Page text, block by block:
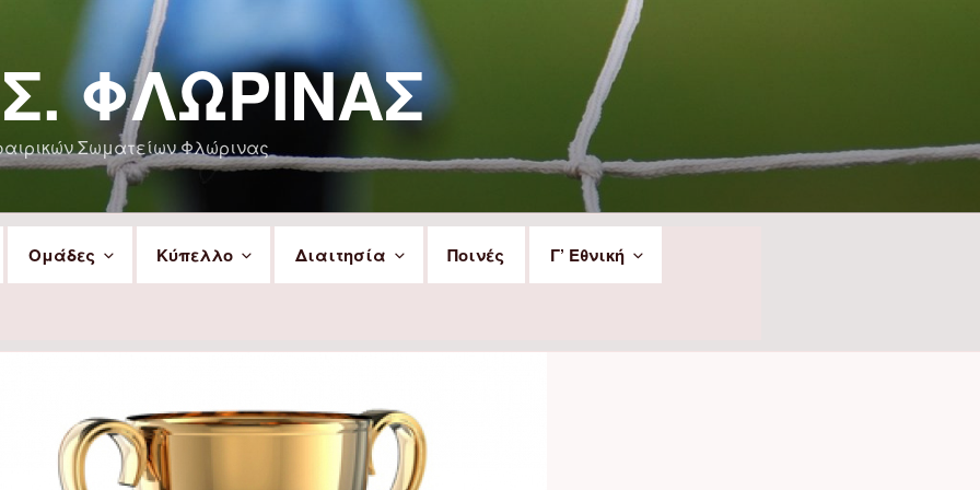
ΦΛΏΡΙΝΑΣ
Σωματείων Φλώρινας
Ομάδες Κύπελλο Διαιτησία Ποινές Γ’ Εθνική